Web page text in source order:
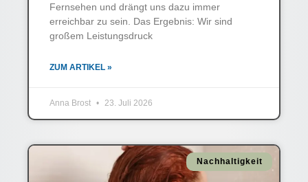
Fernsehen und drängt uns dazu immer
erreichbar zu sein. Das Ergebnis: Wir sind
großem Leistungsdruck
ZUM ARTIKEL »
Anna Brost 23. Juli 2026
Nachhaltigkeit